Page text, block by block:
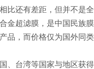
还有差距，但并不是全
金超滤膜，是中国民族
品，而价格仅为国外同类
台湾等国家与地区获得